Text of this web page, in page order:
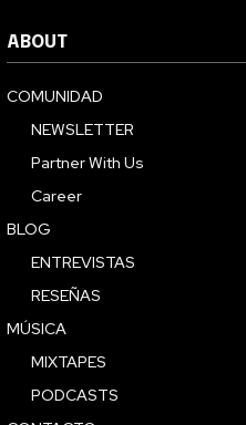
ABOUT
COMUNIDAD
NEWSLETTER
Partner With Us
Career
BLOG
ENTREVISTAS
RESEÑAS
MÚSICA
MIXTAPES
PODCASTS